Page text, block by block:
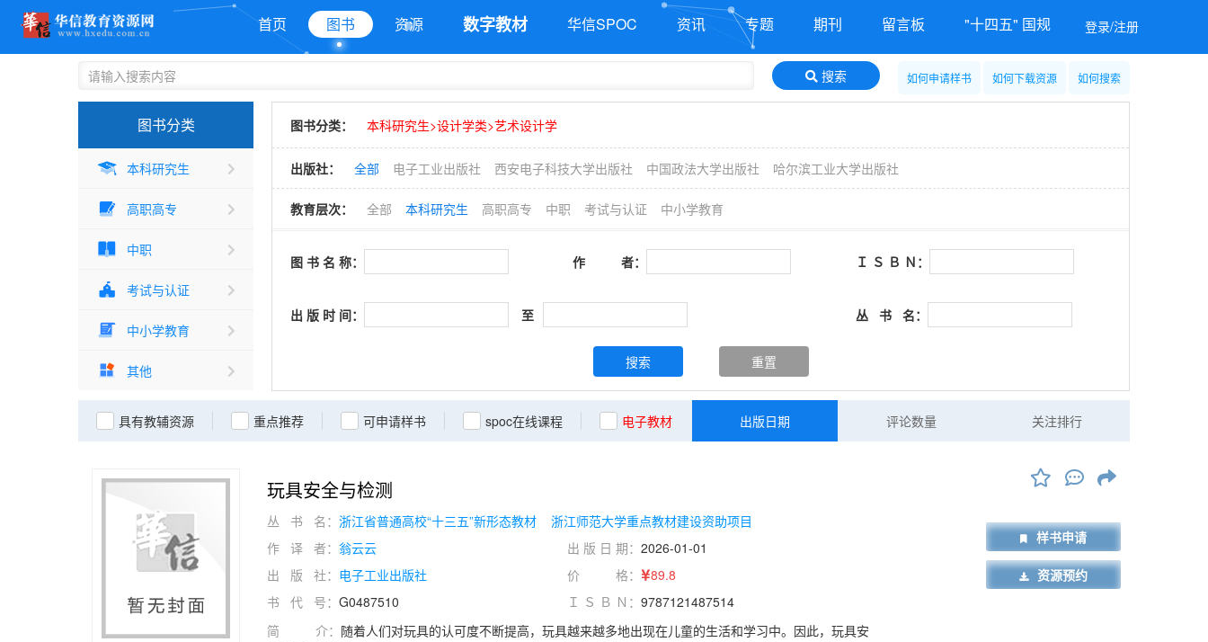
首页 图书 资源 数字教材 华信SPOC 资讯 专题 期刊 留言板 "十四五" 国规 登录/注册
搜索 如何申请样书 如何下载资源 如何搜索
图书分类
本科研究生
高职高专
中职
考试与认证
中小学教育
其他
图书分类： 本科研究生>设计学类>艺术设计学
出版社： 全部 电子工业出版社 西安电子科技大学出版社 中国政法大学出版社 哈尔滨工业大学出版社
教育层次： 全部 本科研究生 高职高专 中职 考试与认证 中小学教育
图 书 名 称： 作 者： Ｉ Ｓ Ｂ Ｎ：
出 版 时 间： 至 丛 书 名：
搜索 重置
具有教辅资源 重点推荐 可申请样书 spoc在线课程 电子教材 关注排行
评论数量
出版日期
玩具安全与检测
丛 书 名： 浙江省普通高校“十三五”新形态教材
浙江师范大学重点教材建设资助项目
作 译 者： 翁云云 出 版 日 期： 2026-01-01
出 版 社： 电子工业出版社 价 格：
89.8
书 代 号： G0487510 Ｉ Ｓ Ｂ Ｎ： 9787121487514
简 介： 随着人们对玩具的认可度不断提高，玩具越来越多地出现在儿童的生活和学习中。因此，玩具安
样书申请
资源预约